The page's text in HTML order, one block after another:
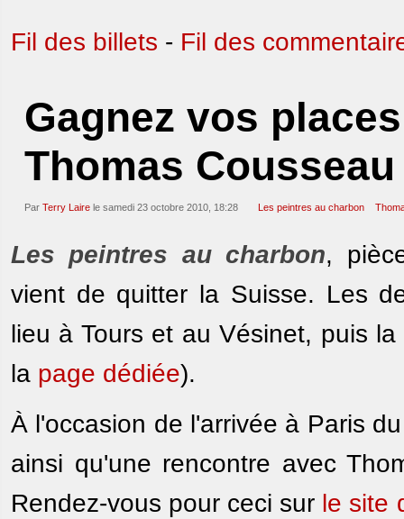
Fil des billets - Fil des
Gagnez vos
Thomas
Par Terry Laire le samedi 23 octobre 2010, 18:28 Les peintres au charbon
Les peintres au charbon,
vient de quitter la Suisse. Les
lieu à Tours et au Vésinet, puis
la page dédiée).
À l'occasion de l'arrivée à Paris
ainsi qu'une rencontre avec
Rendez-vous pour ceci sur le site